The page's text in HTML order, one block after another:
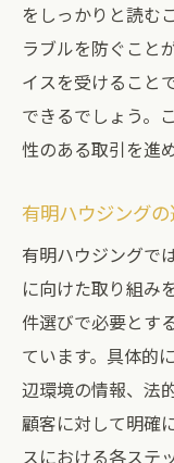
をしっかりと読む
ラブルを防ぐこと
イスを受けること
できるでしょう。
性のある取引を進
有明ハウジング
有明ハウジングで
に向けた取り組み
件選びで必要とす
ています。具体的
辺環境の情報、法
顧客に対して明確
スにおける各ステ